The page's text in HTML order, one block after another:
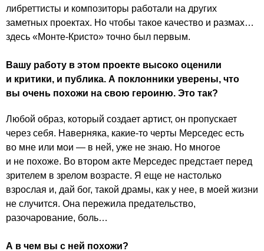
либреттисты и композиторы работали на других
заметных проектах. Но чтобы такое качество и размах…
здесь «Монте-Кристо» точно был первым.
Вашу работу в этом проекте высоко оценили
и критики, и публика. А поклонники уверены, что
вы очень похожи на свою героиню. Это так?
Любой образ, который создает артист, он пропускает
через себя. Наверняка, какие-то черты Мерседес есть
во мне или мои — в ней, уже не знаю. Но многое
и не похоже. Во втором акте Мерседес предстает перед
зрителем в зрелом возрасте. Я еще не настолько
взрослая и, дай бог, такой драмы, как у нее, в моей жизни
не случится. Она пережила предательство,
разочарование, боль…
А в чем вы с ней похожи?